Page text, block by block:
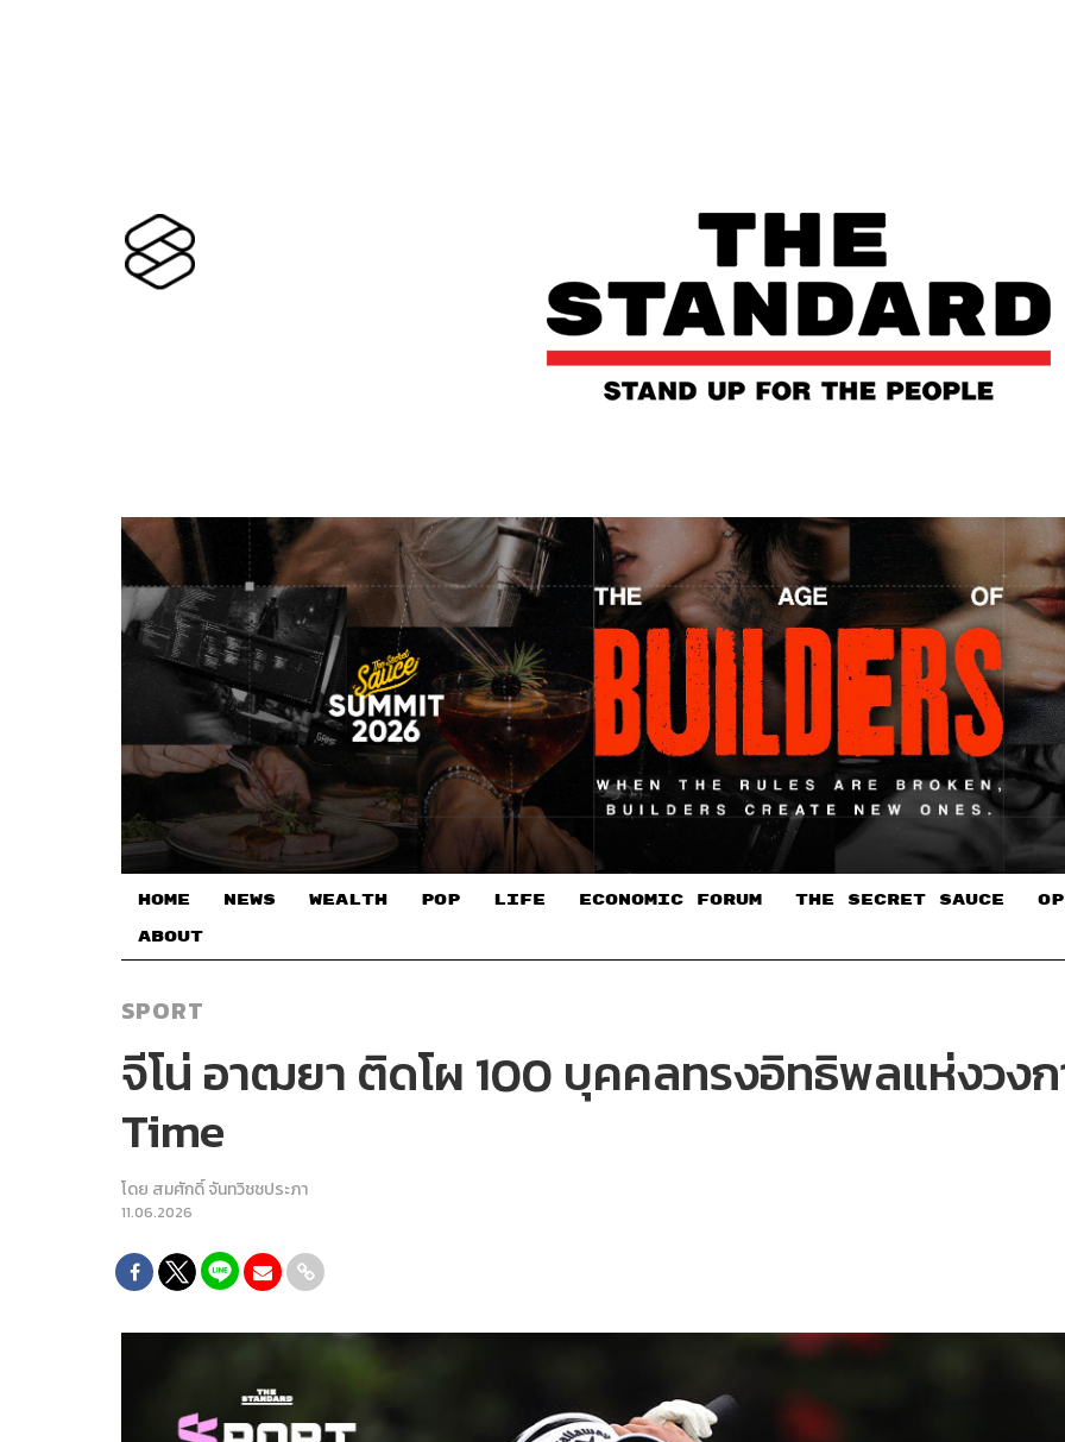
HOME NEWS WEALTH POP LIFE ECONOMIC FORUM THE SECRET SAUCE​
ABOUT
SPORT
จีโน่ อาฒยา ติดโผ 100 บุคคลทรงอิทธิพลแห่งวง
Time
โดย สมศักดิ์ จันทวิชชประภา
11.06.2026